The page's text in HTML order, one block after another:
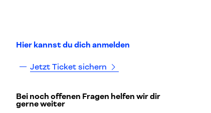
Hier kannst du dich anmelden
Jetzt Ticket sichern
Bei noch offenen Fragen helfen wir dir
gerne weiter